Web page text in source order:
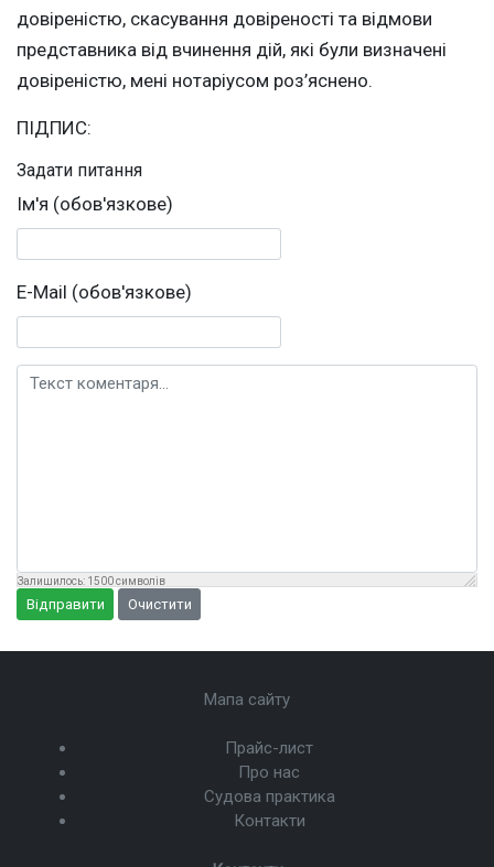
довіреністю, скасування довіреності та відмови
представника від вчинення дій, які були визначені
довіреністю, мені нотаріусом роз’яснено.
ПІДПИС:
Задати питання
Ім'я (обов'язкове)
E-Mail (обов'язкове)
Текст коментаря
Залишилось: 1500символів
Відправити Очистити
Прайс-лист
Про нас
Судова практика
Контакти
Мапа сайту